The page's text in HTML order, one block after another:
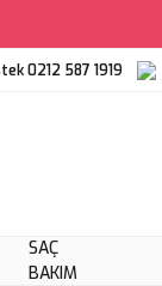
0212 587 1919
SAÇ
BAKIM